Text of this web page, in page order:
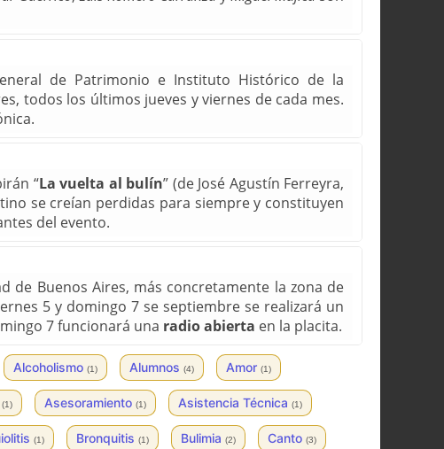
de Patrimonio e Instituto Histórico de la
todos los últimos jueves y viernes de cada mes.
“La vuelta al bulín” (de José Agustín Ferreyra,
se creían perdidas para siempre y constituyen
del evento.
de Buenos Aires, más concretamente la zona de
5 y domingo 7 se septiembre se realizará un
7 funcionará una radio abierta en la placita.
Alcoholismo (1) Alumnos (4) Amor (1)
(1) Asesoramiento (1) Asistencia Técnica (1)
(1) Bronquitis (1) Bulimia (2) Canto (3)